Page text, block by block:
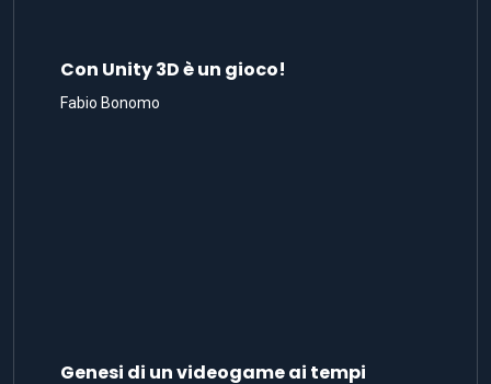
Con Unity 3D è un gioco!
Fabio Bonomo
Genesi di un videogame ai tempi